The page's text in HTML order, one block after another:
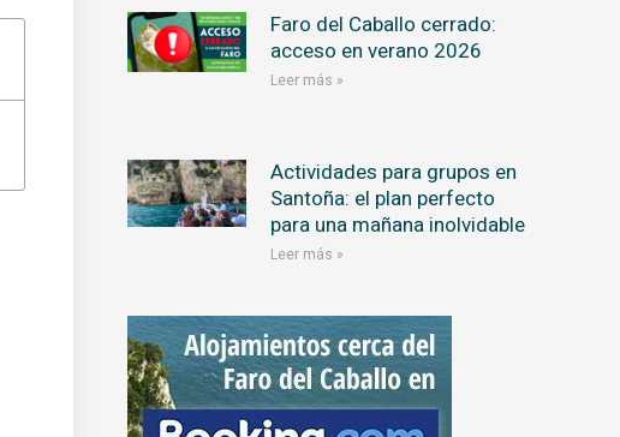
Faro del Caballo cerrado:
acceso en verano 2026
Leer más »
Actividades para grupos en
Santoña: el plan perfecto
para una mañana inolvidable
Leer más »